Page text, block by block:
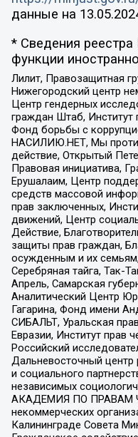
данные на
* Сведения
функции
Лилит, Правозащитная
Нижегородский центр
Центр гендерных
граждан Штаб, Институт
Фонд борьбы с
НАСИЛИЮ.НЕТ, Мы
действие, Открытый
Правовая инициатива,
Ерушалаим, Центр
средств массовой
прав заключенных,
движений, Центр
Действие,
защиты прав граждан,
осужденным и их
Серебряная тайга, Так-
Апрель, Самарская
Аналитический Центр
Гагарина, Фонд имени
СИБАЛЬТ, Уральская
Евразии, Институт прав
Российский
Дальневосточный центр
и социального
независимых
АКАДЕМИЯ ПО ПРАВАМ
некоммерческих
Калининграде Совета